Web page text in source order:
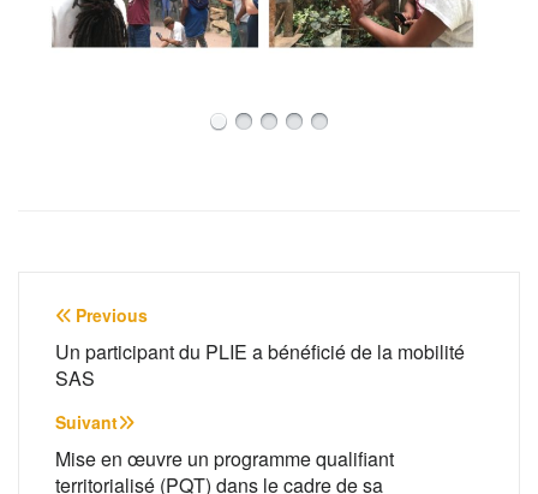
Navigation
de
l’article
Previous
Un participant du PLIE a bénéficié de la mobilité
SAS
Suivant
Mise en œuvre un programme qualifiant
territorialisé (PQT) dans le cadre de sa